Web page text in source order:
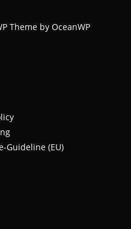
Theme by OceanWP
Guideline (EU)